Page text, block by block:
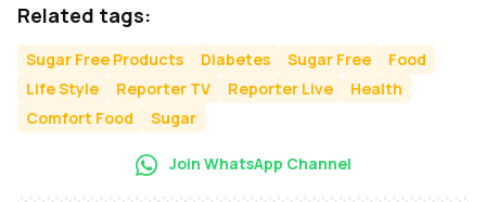
Related tags:
Sugar Free Products Diabetes Sugar Free
Food
Life Style
Reporter TV Reporter Live
Health
Comfort Food
Sugar
Join WhatsApp Channel